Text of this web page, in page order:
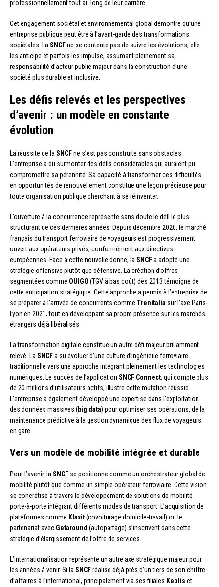
professionnellement tout au long de leur carrière.
Cet engagement sociétal et environnemental global démontre qu’une
entreprise publique peut être à l’avant-garde des transformations
sociétales. La SNCFne se contente pas de suivre les évolutions, elle
les anticipe et parfois les impulse, assumant pleinement sa
responsabilité d’acteur public majeur dans la construction d’une
société plus durable et inclusive.
Les défis relevés et les perspectives
d’avenir : un modèle en constante
évolution
La réussite de la SNCFne s’est pas construite sans obstacles.
L’entreprise a dû surmonter des défis considérables qui auraient pu
compromettre sa pérennité. Sa capacité à transformer ces difficultés
en opportunités de renouvellement constitue une leçon précieuse pour
toute organisation publique cherchant à se réinventer.
L’ouverture à la concurrence représente sans doute le défi le plus
structurant de ces dernières années. Depuis décembre 2020, le marché
français du transport ferroviaire de voyageurs est progressivement
ouvert aux opérateurs privés, conformément aux directives
européennes. Face à cette nouvelle donne, la SNCFa adopté une
stratégie offensive plutôt que défensive. La création d’offres
segmentées comme OUIGO (TGV à bas coût) dès 2013 témoigne de
cette anticipation stratégique. Cette approche a permis à l’entreprise de
se préparer à l’arrivée de concurrents comme Trenitalia sur l’axe Paris-
Lyon en 2021, tout en développant sa propre présence sur les marchés
étrangers déjà libéralisés.
La transformation digitale constitue un autre défi majeur brillamment
relevé. La SNCFa su évoluer d’une culture d’ingénierie ferroviaire
traditionnelle vers une approche intégrant pleinement les technologies
numériques. Le succès de l’application SNCF Connect, qui compte plus
de 20 millions d’utilisateurs actifs, illustre cette mutation réussie.
L’entreprise a également développé une expertise dans l’exploitation
des données massives (big data) pour optimiser ses opérations, de la
maintenance prédictive à la gestion dynamique des flux de voyageurs
en gare.
Vers un modèle de mobilité intégrée et durable
Pour l’avenir, la SNCF se positionne comme un orchestrateur global de
mobilité plutôt que comme un simple opérateur ferroviaire. Cette vision
se concrétise à travers le développement de solutions de mobilité
porte-à-porte intégrant différents modes de transport. L’acquisition de
plateformes comme Klaxit(covoiturage domicile-travail) ou le
partenariat avec Getaround (autopartage) s’inscrivent dans cette
stratégie d’élargissement de l’offre de services.
L’internationalisation représente un autre axe stratégique majeur pour
les années à venir. Si la SNCFréalise déjà près d’un tiers de son chiffre
d’affaires à l’international, principalement via ses filiales Keolis et